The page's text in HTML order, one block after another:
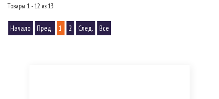
Товары 1 - 12 из 13
Начало Пред. 1 2 След. Все